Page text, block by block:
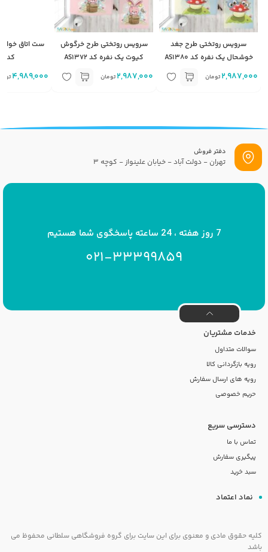
سرویس روتختی طرح جغد
خوشحال یک نفره کد AS1380
2,987,000 تومان
سرویس روتختی طرح خرگوش
کیوت یک نفره کد AS1372
2,987,000 تومان
ست اتاق خواب
کد BD1102
4,989,000
دفتر فروش
تهران - دولت آباد - خیابان علینواز - کوچه 3
7 روز هفته ، 24 ساعته پاسخگوی شما هستیم
021-33399859
خدمات مشتریان
سوالات متداول
رویه بازگردانی کالا
رویه های ارسال سفارش
حریم خصوصی
دسترسی سریع
تماس با ما
پیگیری سفارش
سبد خرید
نماد اعتماد
کلیه حقوق مادی و معنوی برای این سایت برای گروه فروشگاهی سلطانی محفوظ می
باشد